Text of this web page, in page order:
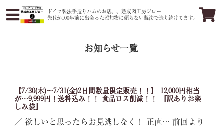
ドイツ製法手造りハムのお店、、熟成肉工房ジロー
先代が100年前に出会った添加物に頼らない製法で造り続けてます。
お知らせ一覧
【7/30(木)～7/31(金)2日間数量限定販売！！】 12,000円相当
が…9,999円！送料込み！！ 食品ロス削減！！ 『訳ありお楽
しみ袋』
／ 欲しいと思ったらお見逃しなく！ 正直… 前回より